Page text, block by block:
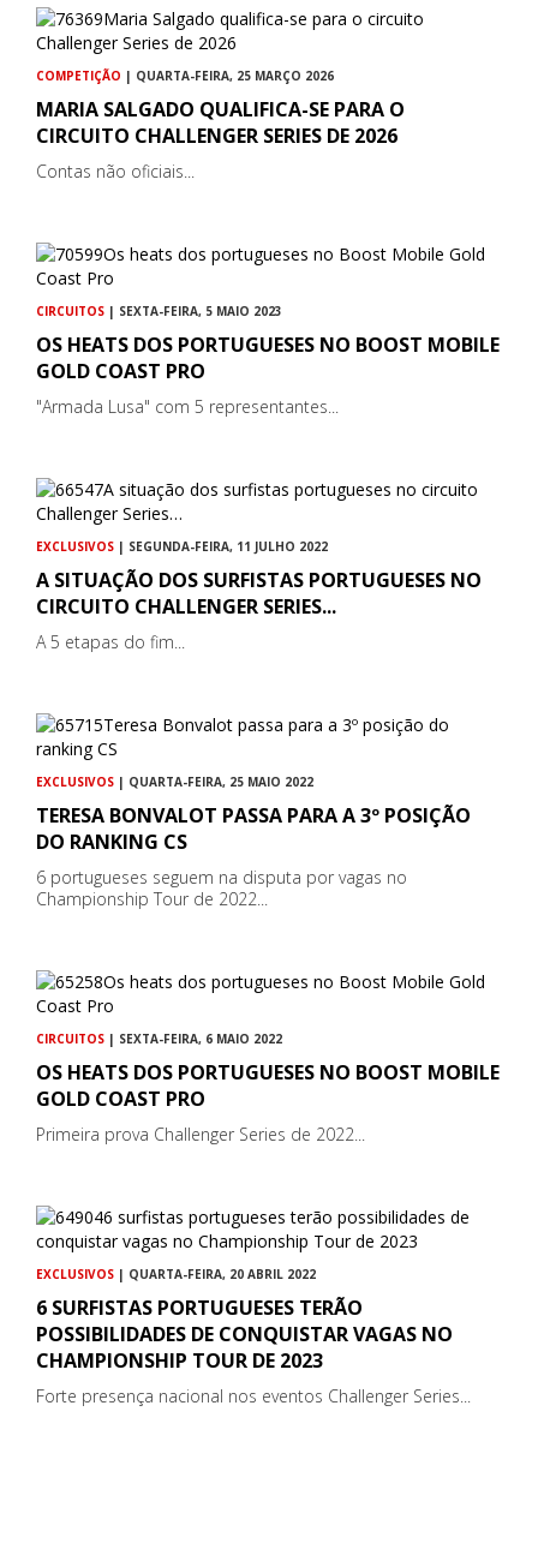
COMPETIÇÃO | QUARTA-FEIRA, 25 MARÇO 2026
MARIA SALGADO QUALIFICA-SE PARA O
CIRCUITO CHALLENGER SERIES DE 2026
Contas não oficiais...
CIRCUITOS | SEXTA-FEIRA, 5 MAIO 2023
OS HEATS DOS PORTUGUESES NO BOOST MOBILE
GOLD COAST PRO
"Armada Lusa" com 5 representantes...
EXCLUSIVOS | SEGUNDA-FEIRA, 11 JULHO 2022
A SITUAÇÃO DOS SURFISTAS PORTUGUESES NO
CIRCUITO CHALLENGER SERIES...
A 5 etapas do fim...
EXCLUSIVOS | QUARTA-FEIRA, 25 MAIO 2022
TERESA BONVALOT PASSA PARA A 3º POSIÇÃO
DO RANKING CS
6 portugueses seguem na disputa por vagas no
Championship Tour de 2022...
CIRCUITOS | SEXTA-FEIRA, 6 MAIO 2022
OS HEATS DOS PORTUGUESES NO BOOST MOBILE
GOLD COAST PRO
Primeira prova Challenger Series de 2022...
EXCLUSIVOS | QUARTA-FEIRA, 20 ABRIL 2022
6 SURFISTAS PORTUGUESES TERÃO
POSSIBILIDADES DE CONQUISTAR VAGAS NO
CHAMPIONSHIP TOUR DE 2023
Forte presença nacional nos eventos Challenger Series...